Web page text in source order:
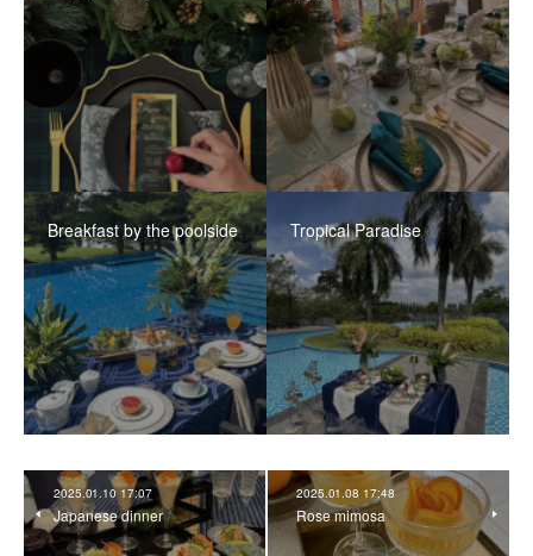
Breakfast by the poolside Tropical Paradise
2025.01.10 17:07
Japanese dinner
2025.01.08 17:48
Rose mimosa